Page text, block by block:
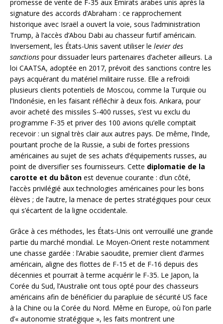
promesse de vente de F-35 aux Émirats arabes unis après la
signature des accords d’Abraham : ce rapprochement
historique avec Israël a ouvert la voie, sous l’administration
Trump, à l’accès d’Abou Dabi au chasseur furtif américain.
Inversement, les États-Unis savent utiliser le levier des
sanctions pour dissuader leurs partenaires d’acheter ailleurs. La
loi CAATSA, adoptée en 2017, prévoit des sanctions contre les
pays acquérant du matériel militaire russe. Elle a refroidi
plusieurs clients potentiels de Moscou, comme la Turquie ou
l’Indonésie, en les faisant réfléchir à deux fois. Ankara, pour
avoir acheté des missiles S-400 russes, s’est vu exclu du
programme F-35 et priver des 100 avions qu’elle comptait
recevoir : un signal très clair aux autres pays. De même, l’Inde,
pourtant proche de la Russie, a subi de fortes pressions
américaines au sujet de ses achats d’équipements russes, au
point de diversifier ses fournisseurs. Cette diplomatie de la
carotte et du bâton est devenue courante : d’un côté,
l’accès privilégié aux technologies américaines pour les bons
élèves ; de l’autre, la menace de pertes stratégiques pour ceux
qui s’écartent de la ligne occidentale.
Grâce à ces méthodes, les États-Unis ont verrouillé une grande
partie du marché mondial. Le Moyen-Orient reste notamment
une chasse gardée : l’Arabie saoudite, premier client d’armes
américain, aligne des flottes de F-15 et de F-16 depuis des
décennies et pourrait à terme acquérir le F-35. Le Japon, la
Corée du Sud, l’Australie ont tous opté pour des chasseurs
américains afin de bénéficier du parapluie de sécurité US face
à la Chine ou la Corée du Nord. Même en Europe, où l’on parle
d’« autonomie stratégique », les faits montrent une